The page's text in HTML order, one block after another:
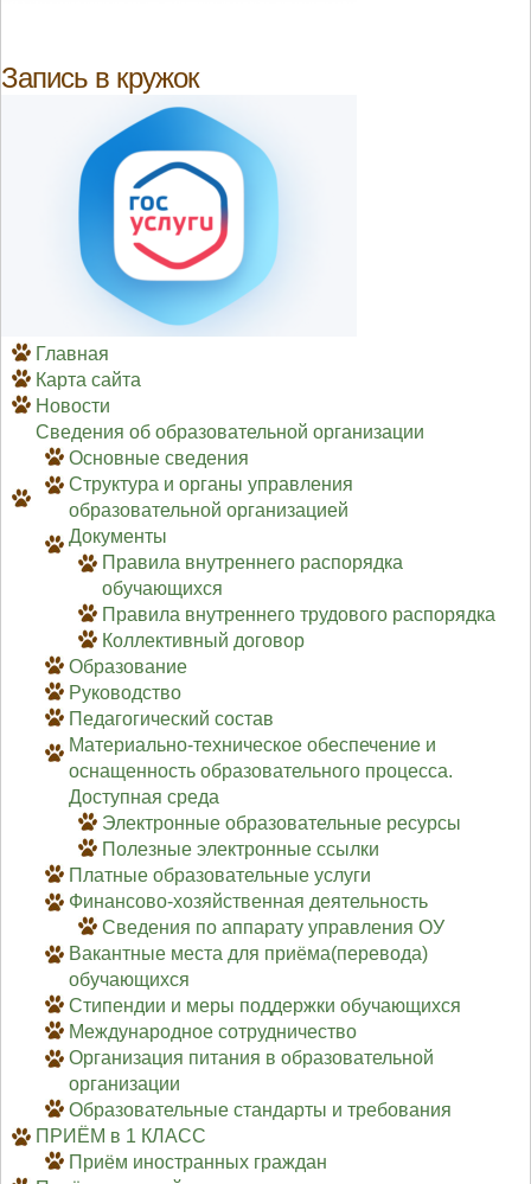
Запись в кружок
Главная
Карта сайта
Новости
Сведения об образовательной организации
Основные сведения
Структура и органы управления
образовательной организацией
Документы
Правила внутреннего распорядка
обучающихся
Правила внутреннего трудового распорядка
Коллективный договор
Образование
Руководство
Педагогический состав
Материально-техническое обеспечение и
оснащенность образовательного процесса.
Доступная среда
Электронные образовательные ресурсы
Полезные электронные ссылки
Платные образовательные услуги
Финансово-хозяйственная деятельность
Сведения по аппарату управления ОУ
Вакантные места для приёма(перевода)
обучающихся
Стипендии и меры поддержки обучающихся
Международное сотрудничество
Организация питания в образовательной
организации
Образовательные стандарты и требования
ПРИЁМ в 1 КЛАСС
Приём иностранных граждан